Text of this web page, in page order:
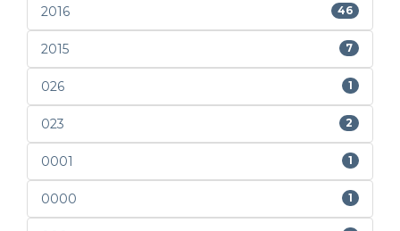
2016 46
2015 7
026 1
023 2
0001 1
0000 1